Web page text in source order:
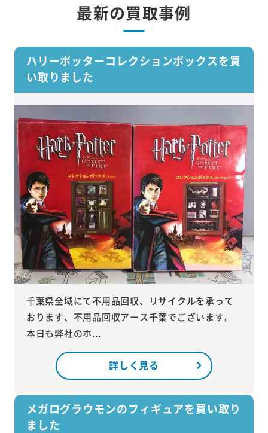
最新の買取事例
ハリーポッターコレクションボックスを買
い取りました
千葉県全域にて不用品回収、リサイクルを承って
おります、不用品回収アース千葉でございます。
本日も弊社のホ...
詳しく見る
メガログラウモンのフィギュアを買い取り
ました